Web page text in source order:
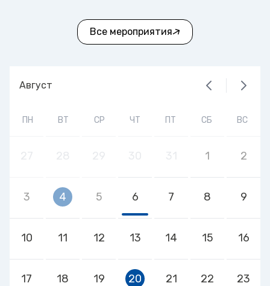
Все мероприятия
Август
ПН ВТ СР ЧТ ПТ СБ ВС
1 2
3 4 5 6 7 8 9
10 11 12 13 14 15 16
17 18 19 20 21 22 23